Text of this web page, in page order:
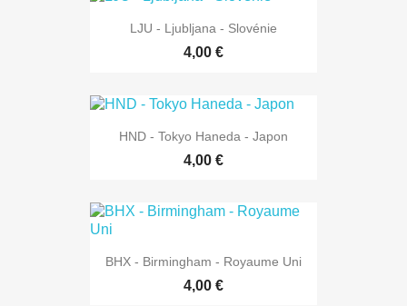
LJU - Ljubljana - Slovénie
4,00 €
HND - Tokyo Haneda - Japon
4,00 €
BHX - Birmingham - Royaume Uni
4,00 €